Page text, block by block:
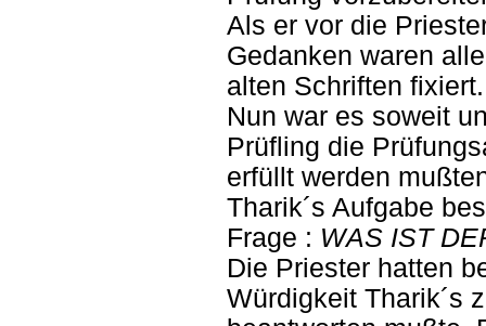
Als er vor die
Gedanken waren
alten Schriften fixiert.
Nun war es soweit
Prüfling die
erfüllt werden
Tharik´s Aufgabe
Frage : WAS IST
Die Priester hatten
Würdigkeit Tharik´s